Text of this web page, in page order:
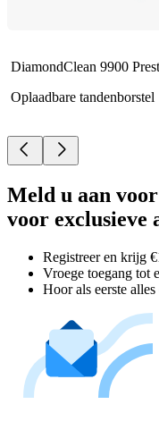
DiamondClean 9900
Oplaadbare tandenborstel
Meld u aan
voor exclusieve
Registreer en krijg
Vroege toegang tot
Hoor als eerste